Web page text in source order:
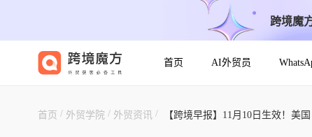
跨境魔
首页 AI外贸员
首页 / 外贸学院 / 外贸资讯 / 【跨境早报】11月10日生效！美